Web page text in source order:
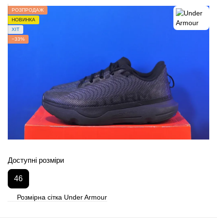
РОЗПРОДАЖ
НОВИНКА
ХІТ
−33%
Доступні розміри
46
Розмірна сітка Under Armour